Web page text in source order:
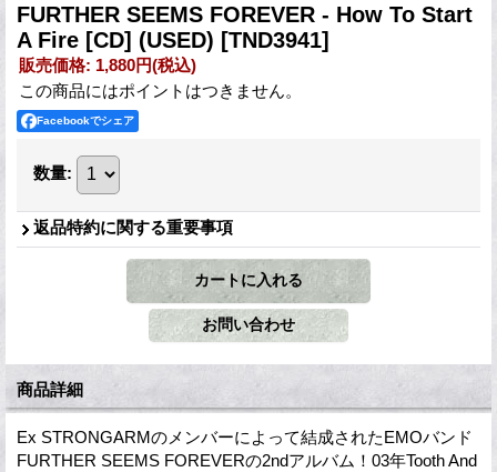
FURTHER SEEMS FOREVER - How To Start
A Fire [CD] (USED) [TND3941]
販売価格: 1,880円(税込)
この商品にはポイントはつきません。
Facebookでシェア
数量:
返品特約に関する重要事項
商品詳細
Ex STRONGARMのメンバーによって結成されたEMOバンド
FURTHER SEEMS FOREVERの2ndアルバム！03年Tooth And